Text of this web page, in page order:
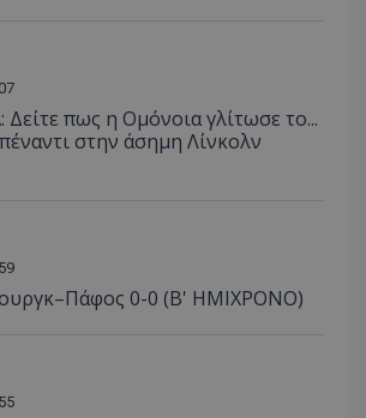
πως η Ομόνοια γλίτωσε το...
στην άσημη Λίνκολν
0-0 (Β' ΗΜΙΧΡΟΝΟ)